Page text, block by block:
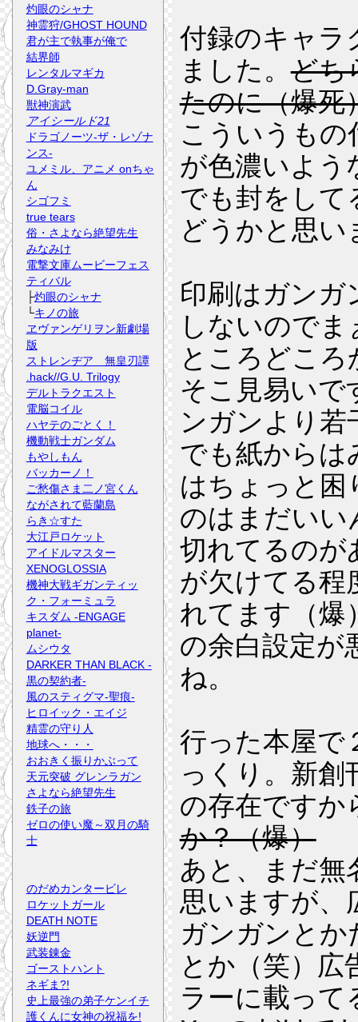
付録のキャラ
ました。どち
たのに（爆死
こういうも
が色濃いよう
でも封をして
どうかと思い
印刷はガンガ
しないので
ところどこ
そこ見易いで
ンガンより若
でも紙からは
はちょっと困
のはまだいい
切れてるのが
が欠けてる程
れてます（爆
の余白設定が
ね。
行った本屋で
っくり。新創
の存在ですか
か？（爆）
あと、まだ無
思いますが、
ガンガンとか
とか（笑）
ラーに載って
灼眼のシャナ
神霊狩/GHOST HOUND
君が主で執事が俺で
結界師
レンタルマギカ
D.Gray-man
獣神演武
アイシールド21
ドラゴノーツ-ザ・レゾナ
ンス-
ユメミル、アニメ onちゃ
ん
シゴフミ
true tears
俗・さよなら絶望先生
みなみけ
電撃文庫ムービーフェス
ティバル
├灼眼のシャナ
└キノの旅
ヱヴァンゲリヲン新劇場
版
ストレンヂア 無皇刃譚
.hack//G.U. Trilogy
デルトラクエスト
電脳コイル
ハヤテのごとく！
機動戦士ガンダム
もやしもん
バッカーノ！
ご愁傷さま二ノ宮くん
ながされて藍蘭島
らき☆すた
大江戸ロケット
アイドルマスター
XENOGLOSSIA
機神大戦ギガンティッ
ク・フォーミュラ
キスダム -ENGAGE
planet-
ムシウタ
DARKER THAN BLACK -
黒の契約者-
風のスティグマ-聖痕-
ヒロイック・エイジ
精霊の守り人
地球へ・・・
おおきく振りかぶって
天元突破 グレンラガン
さよなら絶望先生
鉄子の旅
ゼロの使い魔～双月の騎
士
のだめカンタービレ
ロケットガール
DEATH NOTE
妖逆門
武装錬金
ゴーストハント
ネギま?!
史上最強の弟子ケンイチ
護くんに女神の祝福を!